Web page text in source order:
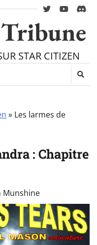
twitteryoutube
STAR CITIZEN
» Les larmes de
: Chapitre
Munshine